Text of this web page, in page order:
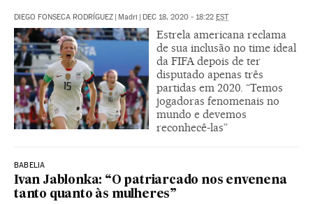
DIEGO FONSECA RODRÍGUEZ | Madri | DEC 18, 2020 - 18:22 EST
Estrela americana reclama
de sua inclusão no time ideal
da FIFA depois de ter
disputado apenas três
partidas em 2020. “Temos
jogadoras fenomenais no
mundo e devemos
reconhecê-las”
BABELIA
Ivan Jablonka: “O patriarcado nos envenena
tanto quanto às mulheres”